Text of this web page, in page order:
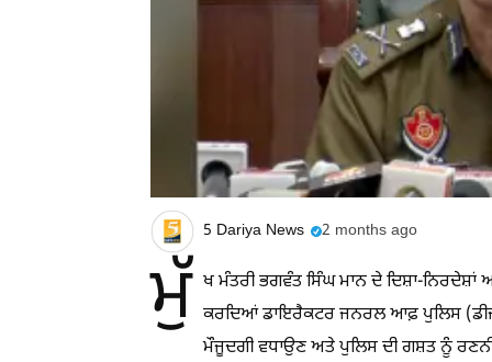
5 Dariya News 2 months ago
ਮੁੱ ਖ ਮੰਤਰੀ ਭਗਵੰਤ ਸਿੰਘ ਮਾਨ ਦੇ ਦਿਸ਼ਾ-
ਕਰਦਿਆਂ ਡਾਇਰੈਕਟਰ ਜਨਰਲ ਆਫ਼ ਪੁਲਿਸ
ਮੌਜੂਦਗੀ ਵਧਾਉਣ ਅਤੇ ਪੁਲਿਸ ਦੀ ਗਸ਼ਤ ਨੂੰ